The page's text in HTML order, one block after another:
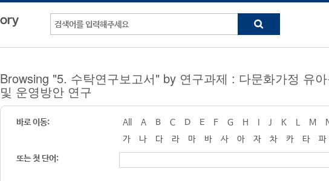
Browsing "5. 수탁연구보고서" by 연구과제 : 다문화가정 유
및 운영방안 연구
바로 이동: All A B C D E F G H J K M
가
나 다 라 마 바 사 아 자 차 카 타 파
또는 첫 단어: